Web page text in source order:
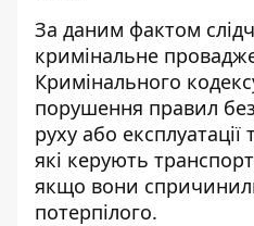
За даним фактом
кримінальне
Кримінального
порушення правил
руху або
які керують
якщо вони
потерпілого.